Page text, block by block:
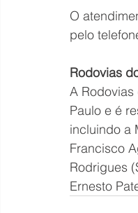
O
pelo
Rodovias
A
Paulo e é
incluindo a
Francisco
Rodrigues
Ernesto